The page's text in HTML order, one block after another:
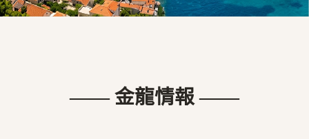
台灣旅遊
—— 金龍情報 ——